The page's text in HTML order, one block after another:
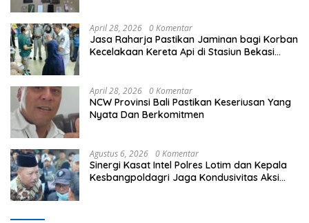
April 28, 2026 0 Komentar
Jasa Raharja Pastikan Jaminan bagi Korban
Kecelakaan Kereta Api di Stasiun Bekasi
April 28, 2026 0 Komentar
NCW Provinsi Bali Pastikan Keseriusan Yang
Nyata Dan Berkomitmen
Agustus 6, 2026 0 Komentar
Sinergi Kasat Intel Polres Lotim dan Kepala
Kesbangpoldagri Jaga Kondusivitas Aksi